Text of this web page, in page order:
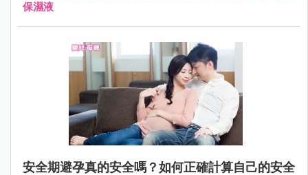
保濕液
安全期避孕真的安全嗎？如何正確計算自己的安全